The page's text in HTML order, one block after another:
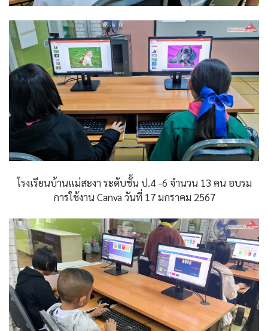
โรงเรียนบ้านแม่สะงา ระดับชั้น ป.4 -6 จำนวน 13 คน อบรม
การใช้งาน Canva วันที่ 17 มกราคม 2567